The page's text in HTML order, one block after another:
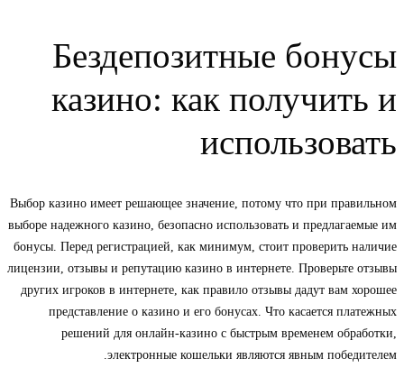
Бездепозитные бонусы
казино: как получить и
использовать
Выбор казино имеет решающее значение, потому что при правильном
выборе надежного казино, безопасно использовать и предлагаемые им
бонусы. Перед регистрацией, как минимум, стоит проверить наличие
лицензии, отзывы и репутацию казино в интернете. Проверьте отзывы
других игроков в интернете, как правило отзывы дадут вам хорошее
представление о казино и его бонусах. Что касается платежных
решений для онлайн-казино с быстрым временем обработки,
электронные кошельки являются явным победителем.